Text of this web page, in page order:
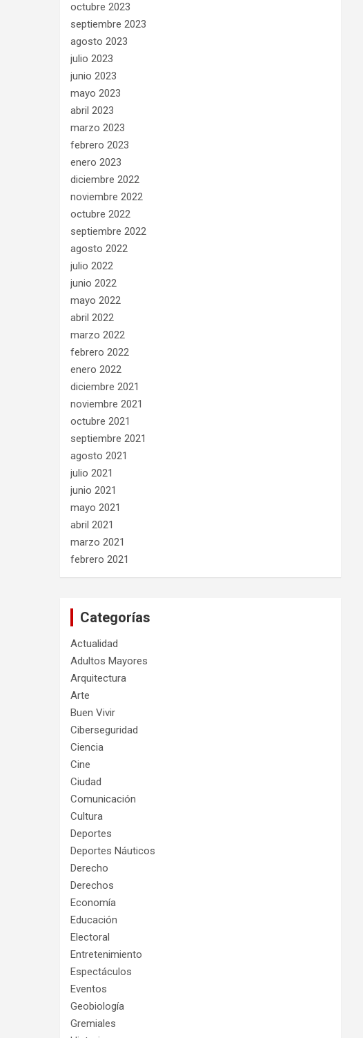
octubre 2023
septiembre 2023
agosto 2023
julio 2023
junio 2023
mayo 2023
abril 2023
marzo 2023
febrero 2023
enero 2023
diciembre 2022
noviembre 2022
octubre 2022
septiembre 2022
agosto 2022
julio 2022
junio 2022
mayo 2022
abril 2022
marzo 2022
febrero 2022
enero 2022
diciembre 2021
noviembre 2021
octubre 2021
septiembre 2021
agosto 2021
julio 2021
junio 2021
mayo 2021
abril 2021
marzo 2021
febrero 2021
Categorías
Actualidad
Adultos Mayores
Arquitectura
Arte
Buen Vivir
Ciberseguridad
Ciencia
Cine
Ciudad
Comunicación
Cultura
Deportes
Deportes Náuticos
Derecho
Derechos
Economía
Educación
Electoral
Entretenimiento
Espectáculos
Eventos
Geobiología
Gremiales